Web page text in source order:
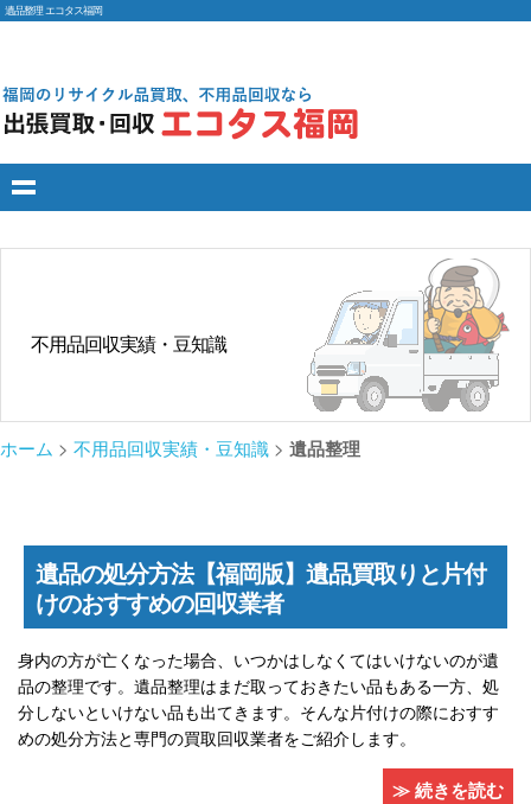
遺品整理 エコタス福岡
不用品回収実績・豆知識
ホーム > 不用品回収実績・豆知識 > 遺品整理
遺品の処分方法【福岡版】遺品買取りと片付
けのおすすめの回収業者
身内の方が亡くなった場合、いつかはしなくてはいけないのが遺
品の整理です。遺品整理はまだ取っておきたい品もある一方、処
分しないといけない品も出てきます。そんな片付けの際におすす
めの処分方法と専門の買取回収業者をご紹介します。
≫ 続きを読む